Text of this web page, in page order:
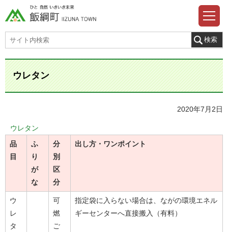
ウレタン
2020年7月2日
ウレタン
品
目
ふ
り
が
な
分
別
区
分
出し方・ワンポイント
ウ
レ
タ
可
燃
ご
指定袋に入らない場合は、ながの環境エネル
ギーセンターへ直接搬入（有料）